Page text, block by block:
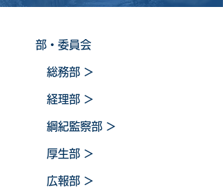
部・委員会
総務部 ＞
経理部 ＞
綱紀監察部 ＞
厚生部 ＞
広報部 ＞